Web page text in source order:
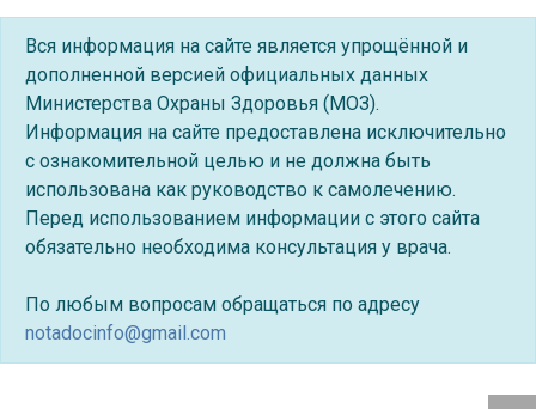
Вся информация на сайте является упрощённой и
дополненной версией официальных данных
Министерства Охраны Здоровья (МОЗ).
Информация на сайте предоставлена исключительно
с ознакомительной целью и не должна быть
использована как руководство к самолечению.
Перед использованием информации с этого сайта
обязательно необходима консультация у врача.
По любым вопросам обращаться по адресу
notadocinfo@gmail.com